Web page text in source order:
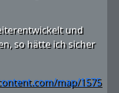
und
so hätte ich sicher
map/1575